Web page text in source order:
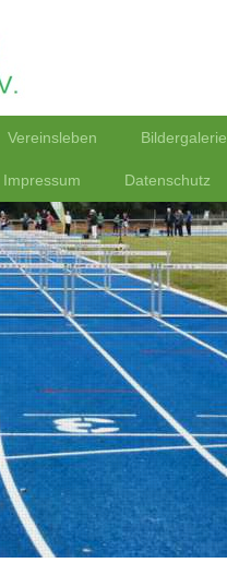
Vereinsleben Bildergalerie
Impressum Datenschutz